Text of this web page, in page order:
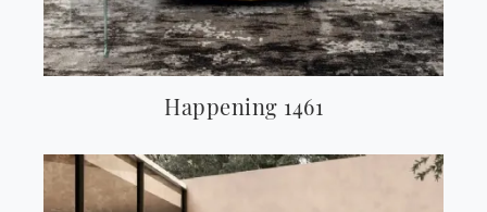
Happening 1461